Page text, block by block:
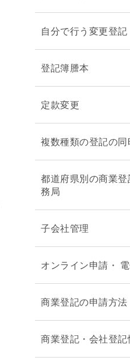
自分で行う変更登記
登記簿謄本
定款変更
複数種類の登記の同
都道府県別の商業
務局
子会社管理
オンライン申請・
商業登記の申請方法
商業登記・会社登記